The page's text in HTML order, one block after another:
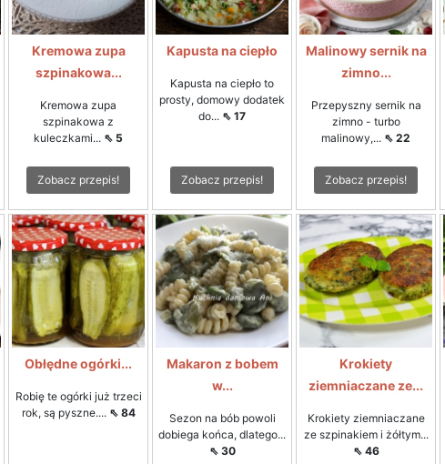
Kremowa zupa
szpinakowa...
Kremowa zupa
szpinakowa z
kuleczkami... ⇖ 5
Zobacz przepis!
Kapusta na ciepło
Kapusta na ciepło to
prosty, domowy dodatek
do... ⇖ 17
Zobacz przepis!
Malinowy sernik na
zimno...
Przepyszny sernik na
zimno - turbo
malinowy,... ⇖ 22
Zobacz przepis!
Obłędne ogórki...
Robię te ogórki już trzeci
rok, są pyszne.... ⇖ 84
Makaron z bobem
w...
Sezon na bób powoli
dobiega końca, dlatego...
⇖ 30
Krokiety
ziemniaczane ze...
Krokiety ziemniaczane
ze szpinakiem i żółtym...
⇖ 46